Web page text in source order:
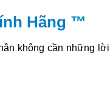
Hãng ™
không cần những lời